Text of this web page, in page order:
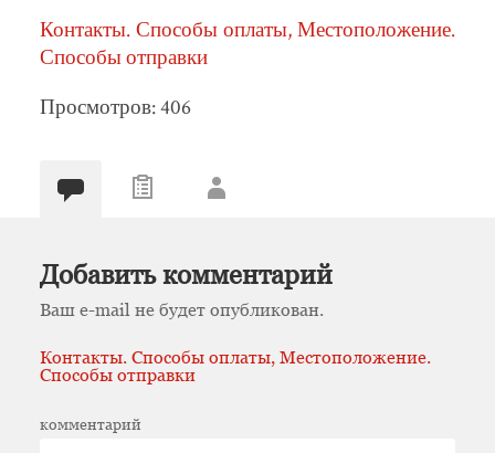
Контакты. Способы оплаты, Местоположение.
Способы отправки
Просмотров: 406
Добавить комментарий
Ваш e-mail не будет опубликован.
Контакты. Способы оплаты, Местоположение.
Способы отправки
комментарий